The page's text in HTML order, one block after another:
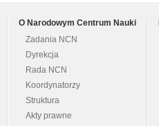
O Narodowym Centrum Nauki
Zadania NCN
Dyrekcja
Rada NCN
Koordynatorzy
Struktura
Akty prawne